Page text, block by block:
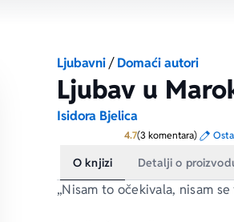
Ljubavni/Domaći autori
Ljubav u
Isidora Bjelica
4.7Prosecna ocena je
(3 komentara)
O knjizi Detalji o
„Nisam to očekivala, nisam